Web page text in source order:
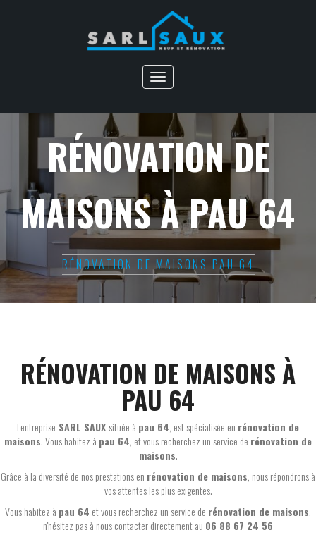
Toggle
navigation
RÉNOVATION DE
MAISONS À PAU 64
RÉNOVATION DE MAISONS PAU 64
RÉNOVATION DE MAISONS À
PAU 64
L'entreprise SARL SAUX située à pau 64 , est spécialisée en rénovation de
maisons. Vous habitez à pau 64 , et vous recherchez un service de rénovation de
maisons.
Grâce à la diversité de nos prestations en rénovation de maisons , nous répondrons à
vos attentes les plus exigentes.
Vous habitez à pau 64 et vous recherchez un service de rénovation de maisons
n'hésitez pas à nous contacter directement au 06 88 67 24 56